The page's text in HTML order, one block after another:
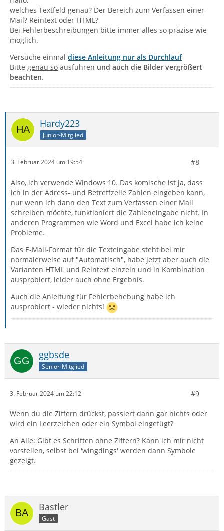
welches Textfeld genau? Der Bereich zum Verfassen einer
Mail? Reintext oder HTML?
Bei Fehlerbeschreibungen bitte immer alles so präzise wie
möglich.
Versuche einmal diese Anleitung nur als Durchlauf
Bitte genau so ausführen und auch die Bilder vergrößert
beachten.
Hardy223
Junior-Mitglied
3. Februar 2024 um 19:54 #8
Also, ich verwende Windows 10. Das komische ist ja, dass
ich in der Adress- und Betreffzeile Zahlen eingeben kann,
nur wenn ich dann den Text zum Verfassen einer Mail
schreiben möchte, funktioniert die Zahleneingabe nicht. In
anderen Programmen wie Word und Excel habe ich keine
Probleme.
Das E-Mail-Format für die Texteingabe steht bei mir
normalerweise auf "Automatisch", habe jetzt aber auch die
Varianten HTML und Reintext einzeln und in Kombination
ausprobiert, leider auch ohne Ergebnis.
Auch die Anleitung für Fehlerbehebung habe ich
ausprobiert - wieder nichts!
ggbsde
Senior-Mitglied
3. Februar 2024 um 22:12 #9
Wenn du die Ziffern drückst, passiert dann gar nichts oder
wird ein Leerzeichen oder ein Symbol eingefügt?
An Alle: Gibt es Schriften ohne Ziffern? Kann ich mir nicht
vorstellen, selbst bei 'wingdings' werden dann Symbole
gezeigt.
Bastler
Gast